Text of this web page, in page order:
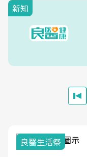
新知
良醫生活祭